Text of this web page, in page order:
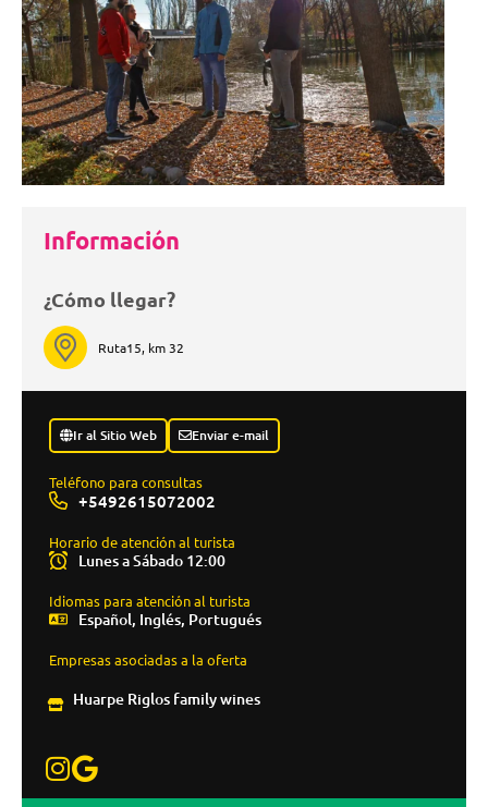
Información
¿Cómo llegar?
Ruta15, km 32
Teléfono para consultas
+5492615072002
Ir al Sitio Web Enviar e-mail
Horario de atención al turista
Lunes a Sábado 12:00
Idiomas para atención al turista
Español, Inglés, Portugués
Empresas asociadas a la oferta
Huarpe Riglos family wines